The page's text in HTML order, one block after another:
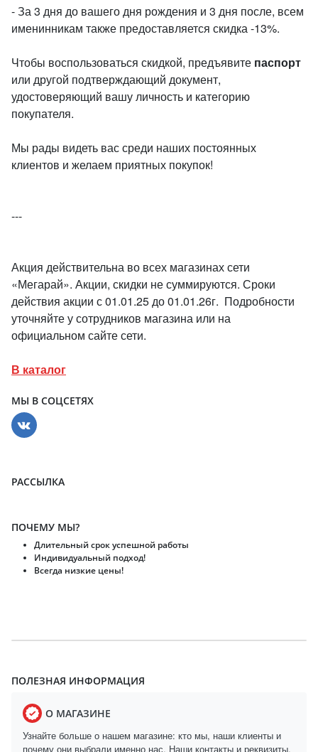
- За 3 дня до вашего дня рождения и 3 дня после, всем
именинникам также предоставляется скидка -13%.
Чтобы воспользоваться скидкой, предъявите паспорт
или другой подтверждающий документ,
удостоверяющий вашу личность и категорию
покупателя.
Мы рады видеть вас среди наших постоянных
клиентов и желаем приятных покупок!
---
Акция действительна во всех магазинах сети
«Мегарай». Акции, скидки не суммируются. Сроки
действия акции с 01.01.25 до 01.01.26г. Подробности
уточняйте у сотрудников магазина или на
официальном сайте сети.
В каталог
МЫ В СОЦСЕТЯХ
РАССЫЛКА
ПОЧЕМУ МЫ?
Длительный срок успешной работы
Индивидуальный подход!
Всегда низкие цены!
ПОЛЕЗНАЯ ИНФОРМАЦИЯ
О МАГАЗИНЕ
Узнайте больше о нашем магазине: кто мы, наши клиенты и
почему они выбрали именно нас. Наши контакты и реквизиты.